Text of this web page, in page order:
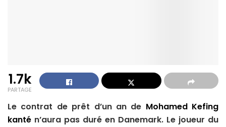
1.7k
PARTAGE
Le contrat de prêt d’un an de Mohamed Kefing
kanté n’aura pas duré en Danemark. Le joueur du